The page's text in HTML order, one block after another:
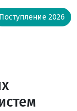
Поступление 2026